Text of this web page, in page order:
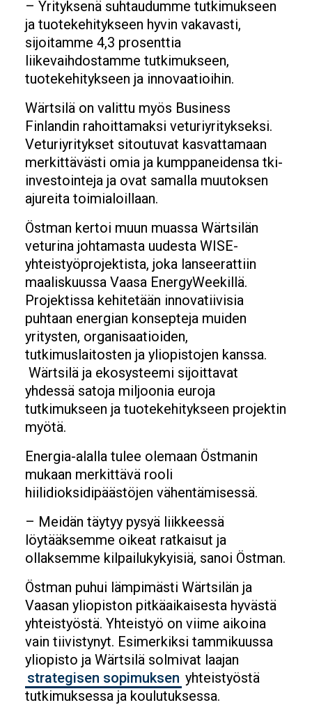
– Yrityksenä suhtaudumme tutkimukseen
ja tuotekehitykseen hyvin vakavasti,
sijoitamme 4,3 prosenttia
liikevaihdostamme tutkimukseen,
tuotekehitykseen ja innovaatioihin.
Wärtsilä on valittu myös Business
Finlandin rahoittamaksi veturiyritykseksi.
Veturiyritykset sitoutuvat kasvattamaan
merkittävästi omia ja kumppaneidensa tki-
investointeja ja ovat samalla muutoksen
ajureita toimialoillaan.
Östman kertoi muun muassa Wärtsilän
veturina johtamasta uudesta WISE-
yhteistyöprojektista, joka lanseerattiin
maaliskuussa Vaasa EnergyWeekillä.
Projektissa kehitetään innovatiivisia
puhtaan energian konsepteja muiden
yritysten, organisaatioiden,
tutkimuslaitosten ja yliopistojen kanssa.
Wärtsilä ja ekosysteemi sijoittavat
yhdessä satoja miljoonia euroja
tutkimukseen ja tuotekehitykseen projektin
myötä.
Energia-alalla tulee olemaan Östmanin
mukaan merkittävä rooli
hiilidioksidipäästöjen vähentämisessä.
– Meidän täytyy pysyä liikkeessä
löytääksemme oikeat ratkaisut ja
ollaksemme kilpailukykyisiä, sanoi Östman.
Östman puhui lämpimästi Wärtsilän ja
Vaasan yliopiston pitkäaikaisesta hyvästä
yhteistyöstä. Yhteistyö on viime aikoina
vain tiivistynyt. Esimerkiksi tammikuussa
yliopisto ja Wärtsilä solmivat laajan
strategisen sopimuksen yhteistyöstä
tutkimuksessa ja koulutuksessa.